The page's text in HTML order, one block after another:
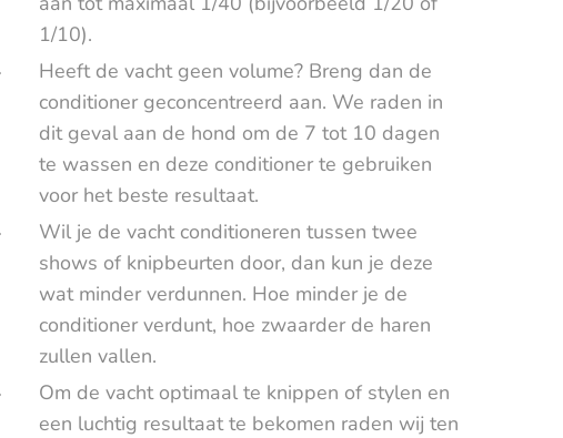
1/10).
Heeft de vacht geen volume? Breng dan de
conditioner geconcentreerd aan. We raden in
dit geval aan de hond om de 7 tot 10 dagen
te wassen en deze conditioner te gebruiken
voor het beste resultaat.
Wil je de vacht conditioneren tussen twee
shows of knipbeurten door, dan kun je deze
wat minder verdunnen. Hoe minder je de
conditioner verdunt, hoe zwaarder de haren
zullen vallen.
Om de vacht optimaal te knippen of stylen en
een luchtig resultaat te bekomen raden wij ten